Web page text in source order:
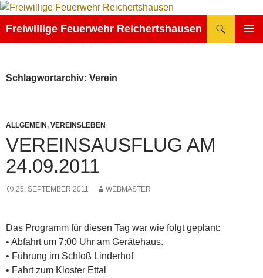
Zum
springen
Freiwillige Feuerwehr Reichertshausen
Schlagwortarchiv: Verein
ALLGEMEIN, VEREINSLEBEN
VEREINSAUSFLUG AM
24.09.2011
25. SEPTEMBER 2011 WEBMASTER
Das Programm für diesen Tag war wie folgt geplant:
• Abfahrt um 7:00 Uhr am Gerätehaus.
• Führung im Schloß Linderhof
• Fahrt zum Kloster Ettal